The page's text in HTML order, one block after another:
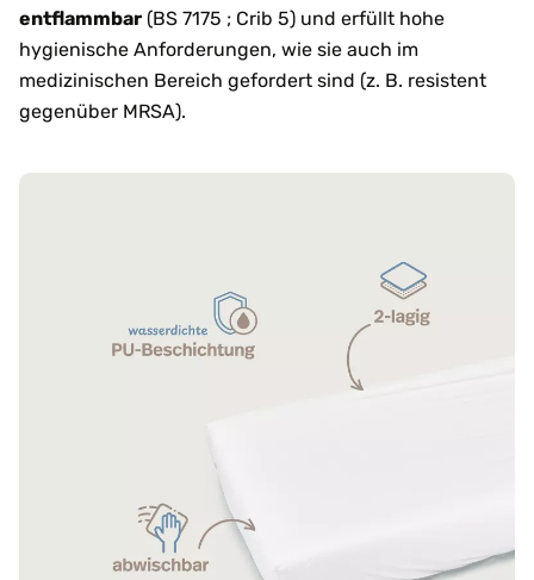
entflammbar (BS 7175 ; Crib 5) und erfüllt hohe
hygienische Anforderungen, wie sie auch im
medizinischen Bereich gefordert sind (z. B. resistent
gegenüber MRSA).